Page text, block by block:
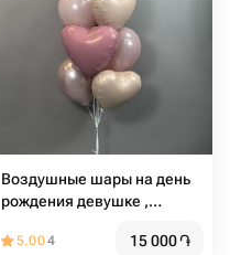
Воздушные шары на день
рождения девушке ,
, шары на девишник , шары
5.004 15 000֏